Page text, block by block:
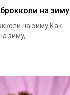
на зиму
на зиму Как
зиму,...